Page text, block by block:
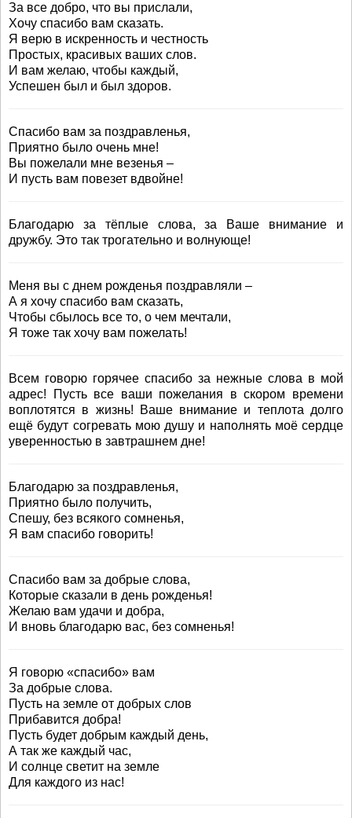
За все добро, что вы прислали,
Хочу спасибо вам сказать.
Я верю в искренность и честность
Простых, красивых ваших слов.
И вам желаю, чтобы каждый,
Успешен был и был здоров.
Спасибо вам за поздравленья,
Приятно было очень мне!
Вы пожелали мне везенья –
И пусть вам повезет вдвойне!
Благодарю за тёплые слова, за Ваше внимание и
дружбу. Это так трогательно и волнующе!
Меня вы с днем рожденья поздравляли –
А я хочу спасибо вам сказать,
Чтобы сбылось все то, о чем мечтали,
Я тоже так хочу вам пожелать!
Всем говорю горячее спасибо за нежные слова в мой
адрес! Пусть все ваши пожелания в скором времени
воплотятся в жизнь! Ваше внимание и теплота долго
ещё будут согревать мою душу и наполнять моё сердце
уверенностью в завтрашнем дне!
Благодарю за поздравленья,
Приятно было получить,
Спешу, без всякого сомненья,
Я вам спасибо говорить!
Спасибо вам за добрые слова,
Которые сказали в день рожденья!
Желаю вам удачи и добра,
И вновь благодарю вас, без сомненья!
Я говорю «спасибо» вам
За добрые слова.
Пусть на земле от добрых слов
Прибавится добра!
Пусть будет добрым каждый день,
А так же каждый час,
И солнце светит на земле
Для каждого из нас!